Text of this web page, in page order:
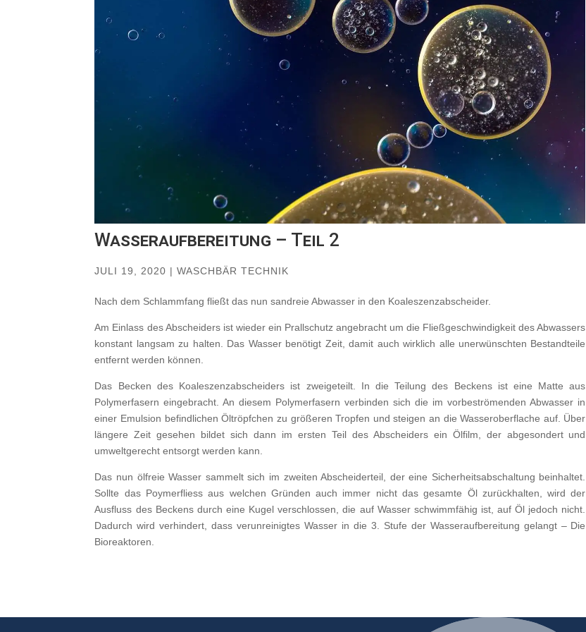
Wasseraufbereitung – Teil 2
JULI 19, 2020 |WASCHBÄR TECHNIK
Nach dem Schlammfang fließt das nun sandreie Abwasser in den Koaleszenzabscheider.
Am Einlass des Abscheiders ist wieder ein Prallschutz angebracht um die Fließgeschwindigkeit des Abwassers
konstant langsam zu halten. Das Wasser benötigt Zeit, damit auch wirklich alle unerwünschten Bestandteile
entfernt werden können.
Das Becken des Koaleszenzabscheiders ist zweigeteilt. In die Teilung des Beckens ist eine Matte aus
Polymerfasern eingebracht. An diesem Polymerfasern verbinden sich die im vorbeströmenden Abwasser in
einer Emulsion befindlichen Öltröpfchen zu größeren Tropfen und steigen an die Wasseroberflache auf. Über
längere Zeit gesehen bildet sich dann im ersten Teil des Abscheiders ein Ölfilm, der abgesondert und
umweltgerecht entsorgt werden kann.
Das nun ölfreie Wasser sammelt sich im zweiten Abscheiderteil, der eine Sicherheitsabschaltung beinhaltet.
Sollte das Poymerfliess aus welchen Gründen auch immer nicht das gesamte Öl zurückhalten, wird der
Ausfluss des Beckens durch eine Kugel verschlossen, die auf Wasser schwimmfähig ist, auf Öl jedoch nicht.
Dadurch wird verhindert, dass verunreinigtes Wasser in die 3. Stufe der Wasseraufbereitung gelangt – Die
Bioreaktoren.